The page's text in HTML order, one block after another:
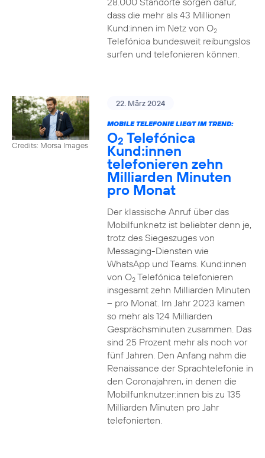
dass die mehr als 43 Millionen
Kund:innen im Netz von O2
Telefónica bundesweit reibungslos
surfen und telefonieren können.
Credits: Morsa Images
22. März 2024
MOBILE TELEFONIE LIEGT IM TREND:
O2 Telefónica
Kund:innen
telefonieren zehn
Milliarden Minuten
pro Monat
Der klassische Anruf über das
Mobilfunknetz ist beliebter denn je,
trotz des Siegeszuges von
Messaging-Diensten wie
WhatsApp und Teams. Kund:innen
von O2Telefónica telefonieren
insgesamt zehn Milliarden Minuten
– pro Monat. Im Jahr 2023 kamen
so mehr als 124 Milliarden
Gesprächsminuten zusammen. Das
sind 25 Prozent mehr als noch vor
fünf Jahren. Den Anfang nahm die
Renaissance der Sprachtelefonie in
den Coronajahren, in denen die
Mobilfunknutzer:innen bis zu 135
Milliarden Minuten pro Jahr
telefonierten.